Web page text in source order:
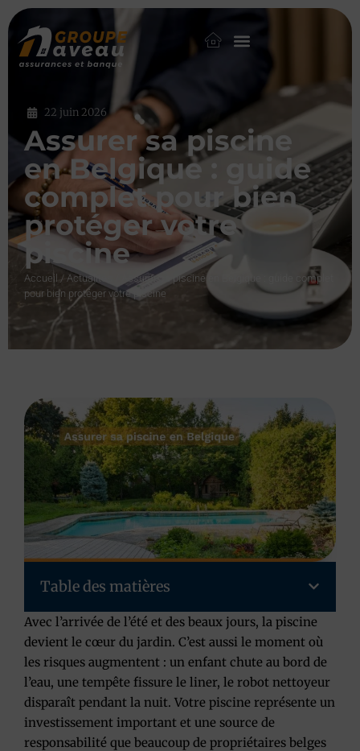
22 juin 2026
Assurer sa piscine
en Belgique : guide
complet pour bien
protéger votre
piscine
Accueil / Actualités
Assurer sa piscine en Belgique : guide complet
pour bien protéger votre piscine
Table des matières
Avec l’arrivée de l’été et des beaux jours, la piscine
devient le cœur du jardin. C’est aussi le moment où
les risques augmentent : un enfant chute au bord de
l’eau, une tempête fissure le liner, le robot nettoyeur
disparaît pendant la nuit. Votre piscine représente un
investissement important et une source de
responsabilité que beaucoup de propriétaires belges